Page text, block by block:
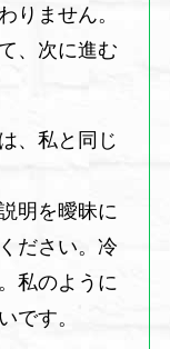
りません。
、次に進む
、私と同じ
明を曖昧に
ださい。冷
私のように
です。